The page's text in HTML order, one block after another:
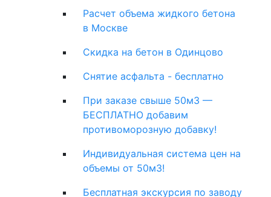
Расчет объема жидкого бетона
в Москве
Скидка на бетон в Одинцово
Снятие асфальта - бесплатно
При заказе свыше 50м3 —
БЕСПЛАТНО добавим
противоморозную добавку!
Индивидуальная система цен на
объемы от 50м3!
Бесплатная экскурсия по заводу